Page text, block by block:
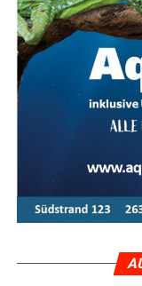
Das KOGA Evia ist
reich­ten
moderns­ter
Sie das ulti­ma­ti­ve
genie­ßen Sie jede
Das
kom­fort,
stil­vol­lem Design.
le der Evia-Serie